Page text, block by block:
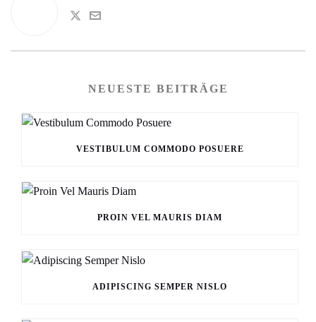
NEUESTE BEITRÄGE
VESTIBULUM COMMODO POSUERE
PROIN VEL MAURIS DIAM
ADIPISCING SEMPER NISLO